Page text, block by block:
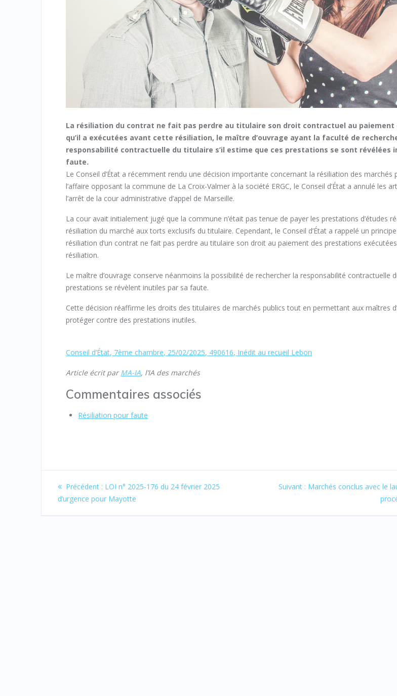
La résiliation du contrat ne fait pas perdre au titulaire son droit contractuel au paiement
qu’il a exécutées avant cette résiliation, le maître d’ouvrage ayant la faculté de
responsabilité contractuelle du titulaire s’il estime que ces prestations se sont révélées
faute.
Le Conseil d’État a récemment rendu une décision importante concernant la résiliation des marchés
l’affaire opposant la commune de La Croix-Valmer à la société ERGC, le Conseil d’État a annulé les
l’arrêt de la cour administrative d’appel de Marseille.
La cour avait initialement jugé que la commune n’était pas tenue de payer les prestations d’études
résiliation du marché aux torts exclusifs du titulaire. Cependant, le Conseil d’État a rappelé un
résiliation d’un contrat ne fait pas perdre au titulaire son droit au paiement des prestations
résiliation.
Le maître d’ouvrage conserve néanmoins la possibilité de rechercher la responsabilité contractuelle
prestations se révèlent inutiles par sa faute.
Cette décision réaffirme les droits des titulaires de marchés publics tout en permettant aux maîtres
protéger contre des prestations inutiles.
Conseil d’État, 7ème chambre, 25/02/2025, 490616, Inédit au recueil Lebon
Article écrit parMA-IA, l’IA des marchés
Commentaires associés
Résiliation pour faute
Précédent : Article
précédent
LOI n° 2025-176 du 24 février 2025
d’urgence pour Mayotte
Suivant : Article
Marchés conclus avec le